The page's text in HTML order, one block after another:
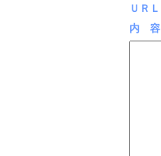
ＵＲＬ
内 容